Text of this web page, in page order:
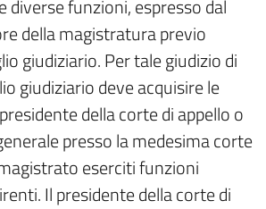
diverse funzioni, espresso dal
della magistratura previo
giudiziario. Per tale giudizio di
giudiziario deve acquisire le
della corte di appello o
presso la medesima corte
eserciti funzioni
Il presidente della corte di